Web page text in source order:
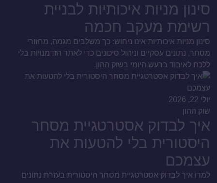
סינון מניות איכותיות לבניית
רשימת מעקב חכמה
סינון מניות איכותיות אינו ניחוש: כך משלבים מגמה, מחזורי
מסחר, נתונים עסקיים וניהול סיכונים כדי לאתר הזדמנויות בלי
ללכת לאיבוד ברעש היומי בשוק ההון.
יולי 22, 2026
שוק ההון
איך לבדוק אסטרטגיית מסחר
היסטורית בלי להטעות את
עצמכם
למדו איך לבדוק אסטרטגיית מסחר היסטורית בעזרת נתונים